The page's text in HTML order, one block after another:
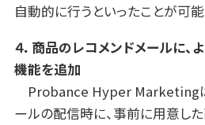
自動的に行うといったことが可能
４．商品のレコメンドメールに、
機能を追加
Probance Hyper Marketingは
ールの配信時に、事前に用意し